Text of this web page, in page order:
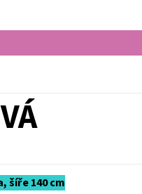
šíře 140 cm